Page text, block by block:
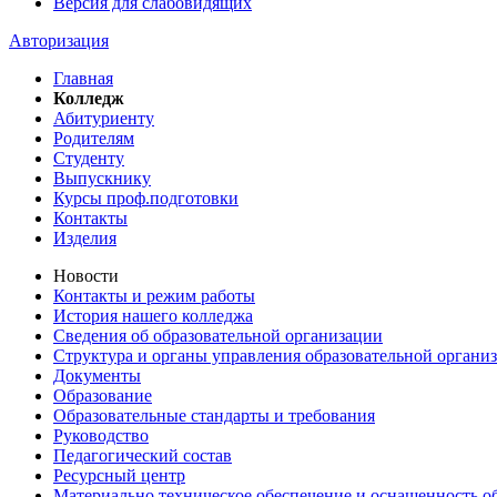
Авторизация
Главная
Колледж
Абитуриенту
Родителям
Студенту
Выпускнику
Курсы проф.подготовки
Контакты
Изделия
Новости
Контакты и режим работы
История нашего колледжа
Сведения об образовательной организации
Структура и органы управления образовательной
Документы
Образование
Образовательные стандарты и требования
Руководство
Педагогический состав
Ресурсный центр